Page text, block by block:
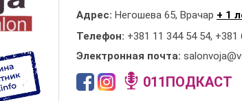
Адрес: Негошева 65, Врачар + 1
Телефон: +381 11 344 54 54, +381
Электронная почта:
011ПОДКАСТ